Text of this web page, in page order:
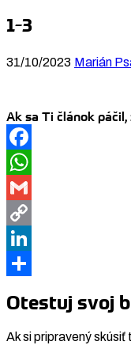
1-3
31/10/2023 Marián
Ak sa Ti článok
Facebook
WhatsApp
Gmail
Copy
Link
LinkedIn
Otestuj svoj
Ak si pripravený